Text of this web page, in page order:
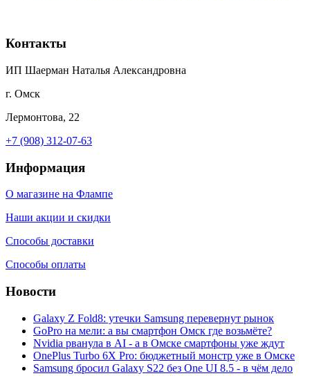
Контакты
ИП Шаерман Наталья Александровна
г. Омск
Лермонтова, 22
+7 (908) 312-07-63
Информация
О магазине на Флампе
Наши акции и скидки
Способы доставки
Способы оплаты
Новости
Galaxy Z Fold8: утечки Samsung перевернут рынок
GoPro на мели: а вы смартфон Омск где возьмёте?
Nvidia рванула в AI - а в Омске смартфоны уже ждут
OnePlus Turbo 6X Pro: бюджетный монстр уже в Омске
Samsung бросил Galaxy S22 без One UI 8.5 - в чём дело